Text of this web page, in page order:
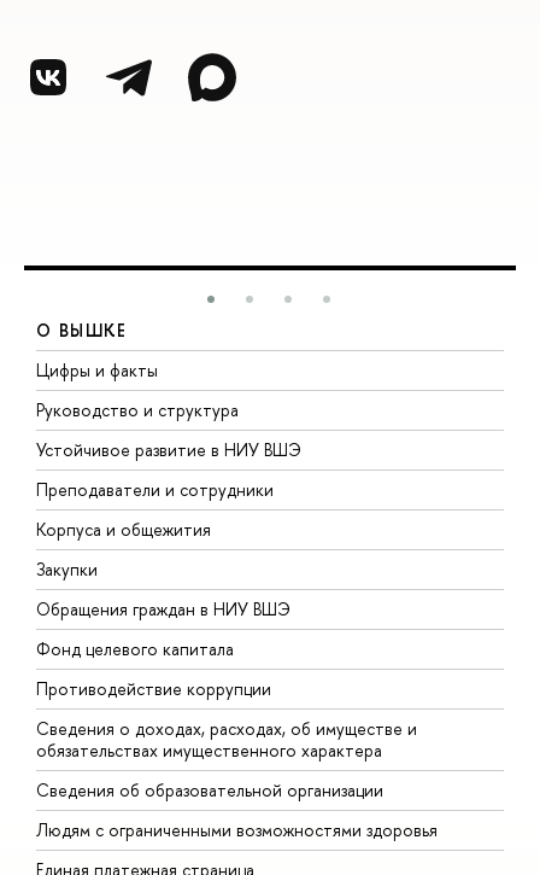
О ВЫШКЕ
Цифры и факты
Руководство и структура
Устойчивое развитие в НИУ ВШЭ
Преподаватели и сотрудники
Корпуса и общежития
Закупки
Обращения граждан в НИУ ВШЭ
Фонд целевого капитала
Противодействие коррупции
Сведения о доходах, расходах, об имуществе и
обязательствах имущественного характера
Сведения об образовательной организации
Людям с ограниченными возможностями здоровья
Единая платежная страница